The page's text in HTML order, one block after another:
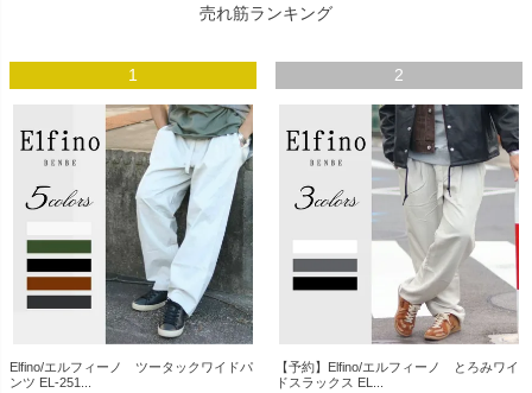
売れ筋ランキング
1
Elfino/エルフィーノ ツータックワイドパ
ンツ EL-251...
2
【予約】Elfino/エルフィーノ とろみワイ
ドスラックス EL...